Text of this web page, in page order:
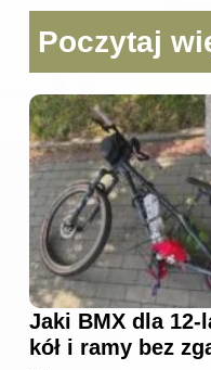
Poczytaj
Jaki BMX dla
kół i ramy bez